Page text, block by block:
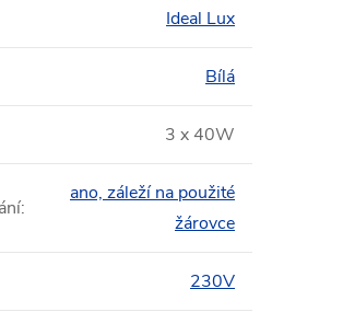
Ideal Lux
Bílá
3 x 40W
:
ano, záleží na použité
žárovce
230V